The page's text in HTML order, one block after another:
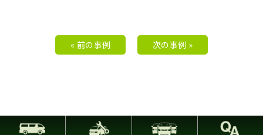
« 前の事例 次の事例 »